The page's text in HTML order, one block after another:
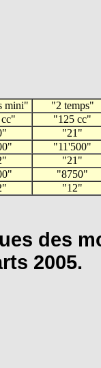
mini
2 temps
125 cc
21
11'500
21
8750
12
des
2005.